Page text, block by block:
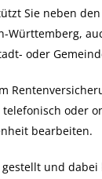
Sie neben
Württemberg,
oder
oder
bearbeiten.
und